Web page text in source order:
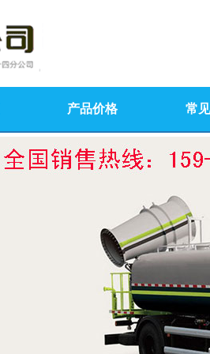
产品价格 常